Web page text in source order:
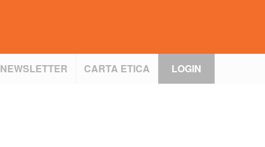
NEWSLETTER CARTA ETICA LOGIN